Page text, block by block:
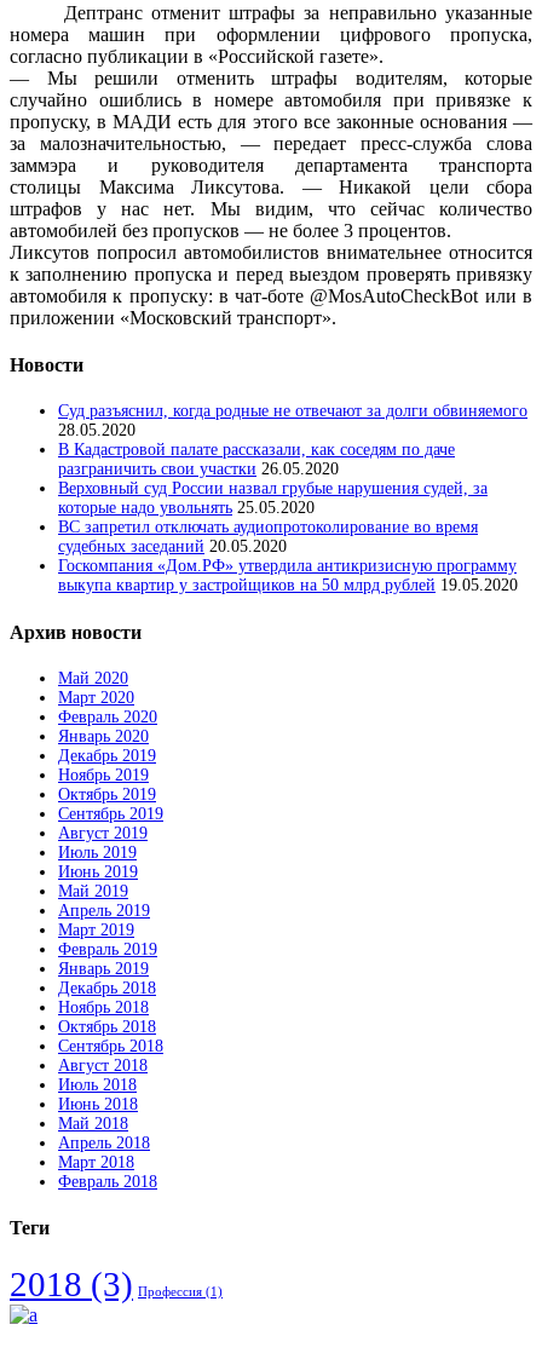
Дептранс отменит штрафы за неправильно указанные
номера машин при оформлении цифрового пропуска,
согласно публикации в «Российской газете».
— Мы решили отменить штрафы водителям, которые
случайно ошиблись в номере автомобиля при привязке к
пропуску, в МАДИ есть для этого все законные основания —
за малозначительностью, — передает пресс-служба слова
заммэра и руководителя департамента транспорта
столицы Максима Ликсутова. — Никакой цели сбора
штрафов у нас нет. Мы видим, что сейчас количество
автомобилей без пропусков — не более 3 процентов.
Ликсутов попросил автомобилистов внимательнее относится
к заполнению пропуска и перед выездом проверять привязку
автомобиля к пропуску: в чат-боте @MosAutoCheckBot или в
приложении «Московский транспорт».
Новости
Суд разъяснил, когда родные не отвечают за долги обвиняемого
28.05.2020
В Кадастровой палате рассказали, как соседям по даче
разграничить свои участки 26.05.2020
Верховный суд России назвал грубые нарушения судей, за
которые надо увольнять 25.05.2020
ВС запретил отключать аудиопротоколирование во время
судебных заседаний 20.05.2020
Госкомпания «Дом.РФ» утвердила антикризисную программу
выкупа квартир у застройщиков на 50 млрд рублей 19.05.2020
Архив новости
Май 2020
Март 2020
Февраль 2020
Январь 2020
Декабрь 2019
Ноябрь 2019
Октябрь 2019
Сентябрь 2019
Август 2019
Июль 2019
Июнь 2019
Май 2019
Апрель 2019
Март 2019
Февраль 2019
Январь 2019
Декабрь 2018
Ноябрь 2018
Октябрь 2018
Сентябрь 2018
Август 2018
Июль 2018
Июнь 2018
Май 2018
Апрель 2018
Март 2018
Февраль 2018
Теги
2018 (3) Профессия (1)